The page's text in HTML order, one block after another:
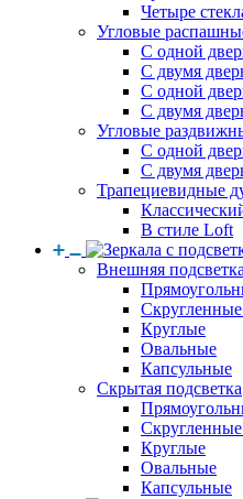
Четыре
Угловые
С одной
С двумя
С одной
С двумя
Угловые
С одной
С двумя
Трапециевидные
В стиле Loft
Внешняя подсветка
Круглые
Овальные
Капсульные
Скрытая подсветка
Круглые
Овальные
Капсульные